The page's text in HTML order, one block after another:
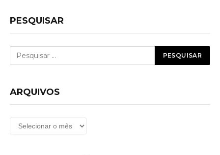
PESQUISAR
ARQUIVOS
Arquivos